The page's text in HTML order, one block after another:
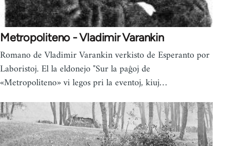
Metropoliteno - Vladimir Varankin
Romano de Vladimir Varankin verkisto de Esperanto por
Laboristoj. El la eldonejo "Sur la paĝoj de
«Metropoliteno» vi legos pri la eventoj, kiuj…